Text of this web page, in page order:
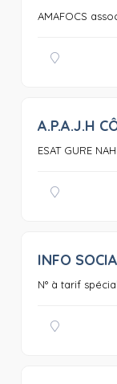
AMAFOCS
A.P.A.J.H
ESAT GURE
INFO
N° à tarif